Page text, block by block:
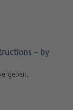
– by